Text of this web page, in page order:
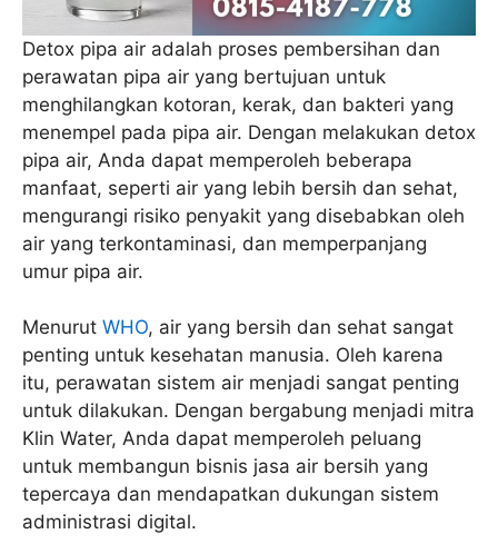
Detox pipa air adalah proses pembersihan dan
perawatan pipa air yang bertujuan untuk
menghilangkan kotoran, kerak, dan bakteri yang
menempel pada pipa air. Dengan melakukan detox
pipa air, Anda dapat memperoleh beberapa
manfaat, seperti air yang lebih bersih dan sehat,
mengurangi risiko penyakit yang disebabkan oleh
air yang terkontaminasi, dan memperpanjang
umur pipa air.
Menurut WHO, air yang bersih dan sehat sangat
penting untuk kesehatan manusia. Oleh karena
itu, perawatan sistem air menjadi sangat penting
untuk dilakukan. Dengan bergabung menjadi mitra
Klin Water, Anda dapat memperoleh peluang
untuk membangun bisnis jasa air bersih yang
tepercaya dan mendapatkan dukungan sistem
administrasi digital.